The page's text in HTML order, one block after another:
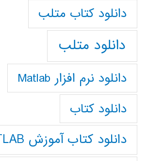
دانلود كتاب متلب
دانلود متلب
دانلود نرم افزار Matlab
دانلود کتاب
دانلود کتاب آموزش MATLAB